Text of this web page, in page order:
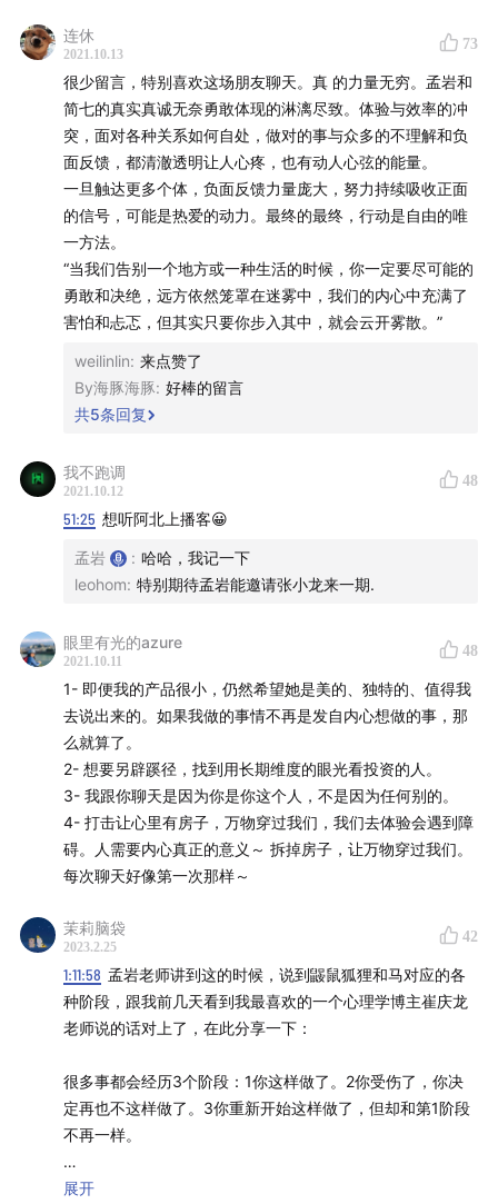
相关书籍 📚
约翰·惠特默《高绩效教练》
迈克·辛格《清醒地活》
铃木俊隆《禅者的初心》
增田宗昭《知的资本论》
岸见一郎 / 古贺史健《被讨厌的勇气》
查理·麦克西《男孩、鼹鼠、狐狸和马》
柏瑞尔·马卡姆《夜航西飞》
制作团队 🎙️
剪辑 / 柯霖
关于「无人知晓」
无人知晓是一档由孟岩主理的投资向对话类播客。每一期
都会邀请一位好友来做客。至于更新频率、嘉宾选择、每
投资上讲求「不预测，只应对」，生活上要「因上努力，
果上随缘」。没有人知道未来是什么样子，但这一刻这个
节目有了自己的生命，一切都刚刚好。
可有时候，我真的只是很需要听到一句，「你已经很努力
了，尽你所能做得足够好了，不需要再去改变什么。」😢❤️
也许我不应该指望任何他人，而是对自己说：谢谢你竭尽全
力。
谢谢你竭尽全力，拍一拍～💔❤️
连休
2021.10.13
73
很少留言，特别喜欢这场朋友聊天。真 的力量无穷。孟岩和
简七的真实真诚无奈勇敢体现的淋漓尽致。体验与效率的冲
突，面对各种关系如何自处，做对的事与众多的不理解和负
面反馈，都清澈透明让人心疼，也有动人心弦的能量。
一旦触达更多个体，负面反馈力量庞大，努力持续吸收正面
的信号，可能是热爱的动力。最终的最终，行动是自由的唯
一方法。
“当我们告别一个地方或一种生活的时候，你一定要尽可能的
勇敢和决绝，远方依然笼罩在迷雾中，我们的内心中充满了
害怕和忐忑，但其实只要你步入其中，就会云开雾散。”
weilinlin: 来点赞了
By海豚海豚: 好棒的留言
共5条回复
我不跑调
2021.10.12
48
51:25 想听阿北上播客😀
孟岩 : 哈哈，我记一下
leohom: 特别期待孟岩能邀请张小龙来一期.
眼里有光的azure
2021.10.11
48
1- 即便我的产品很小，仍然希望她是美的、独特的、值得我
去说出来的。如果我做的事情不再是发自内心想做的事，那
么就算了。
2- 想要另辟蹊径，找到用长期维度的眼光看投资的人。
3- 我跟你聊天是因为你是你这个人，不是因为任何别的。
4- 打击让心里有房子，万物穿过我们，我们去体验会遇到障
碍。人需要内心真正的意义～ 拆掉房子，让万物穿过我们。
每次聊天好像第一次那样～
茉莉脑袋
2023.2.25
42
1:11:58 孟岩老师讲到这的时候，说到鼹鼠狐狸和马对应的各
种阶段，跟我前几天看到我最喜欢的一个心理学博主崔庆龙
老师说的话对上了，在此分享一下：
很多事都会经历3个阶段：1你这样做了。2你受伤了，你决
定再也不这样做了。3你重新开始这样做了，但却和第1阶段
不再一样。
人在懵懂的时候，都有着一腔赤勇，做很多事不会瞻前顾
展开